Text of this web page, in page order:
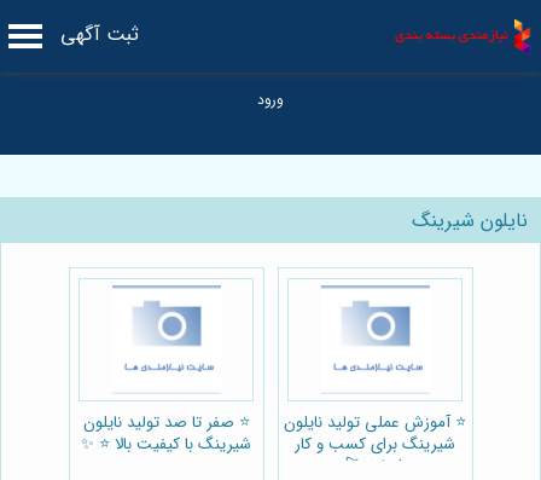
ثبت آگهی
نایلون شیرینگ
⭐️ آموزش عملی تولید نایلون
شیرینگ برای کسب و کار
شما ⭐️ 🚀
⭐️ صفر تا صد تولید نایلون
شیرینگ با کیفیت بالا ⭐️ ✨